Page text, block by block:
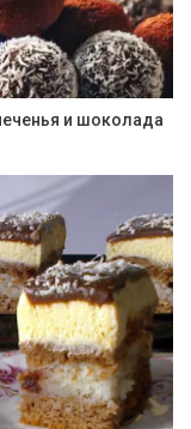
и шоколада